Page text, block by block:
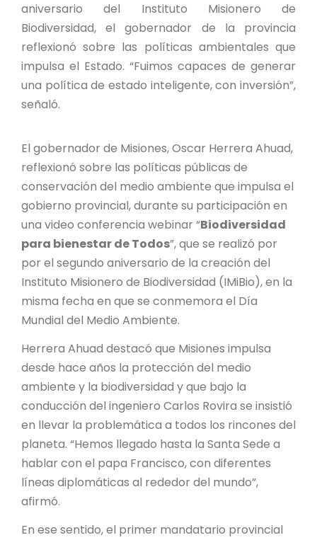
FORMULARIO DE REGISTRO DE
INVESTIGADORES
AUTORIZACIONES
PROGRAMAS Y PROYECTOS
PROYECTO ÁGUILAS DE MISIONES
MONUMENTOS NATURALES
REPOSITORIO
CONTACTO
aniversario del Instituto Misionero de
Biodiversidad, el gobernador de la provincia
reflexionó sobre las políticas ambientales que
impulsa el Estado. “Fuimos capaces de generar
una política de estado inteligente, con inversión”,
señaló.
El gobernador de Misiones, Oscar Herrera Ahuad,
reflexionó sobre las políticas públicas de
conservación del medio ambiente que impulsa el
gobierno provincial, durante su participación en
una video conferencia webinar “Biodiversidad
para bienestar de Todos”, que se realizó por
por el segundo aniversario de la creación del
Instituto Misionero de Biodiversidad (IMiBio), en la
misma fecha en que se conmemora el Día
Mundial del Medio Ambiente.
Herrera Ahuad destacó que Misiones impulsa
desde hace años la protección del medio
ambiente y la biodiversidad y que bajo la
conducción del ingeniero Carlos Rovira se insistió
en llevar la problemática a todos los rincones del
planeta. “Hemos llegado hasta la Santa Sede a
hablar con el papa Francisco, con diferentes
líneas diplomáticas al rededor del mundo”,
afirmó.
En ese sentido, el primer mandatario provincial